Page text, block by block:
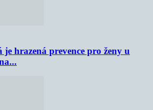
je hrazená prevence pro ženy u